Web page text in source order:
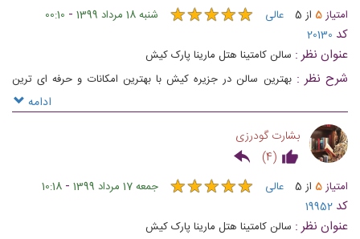
امتیاز5 از 5 عالی ★★★★★
★★★★★ شنبه 18 مرداد 1399 -
00:10
کد 20130
عنوان نظر : سالن کامتینا هتل مارینا پارک کیش
شرح نظر : بهترین سالن در جزیره کیش با بهترین امکانات و حرفه ای ترین
ادامه
بشارت گودرزی
(
4
)
امتیاز5 از 5 عالی ★★★★★
★★★★★ جمعه 17 مرداد 1399 -
10:18
کد 19952
عنوان نظر : سالن کامتینا هتل مارینا پارک کیش